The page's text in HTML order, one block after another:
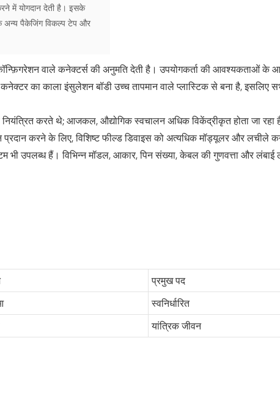
में योगदान देती है। इसके
अन्य पैकेजिंग विकल्प टेप और
वाले कनेक्टर्स की अनुमति देती है। उपयोगकर्ता की आवश्यकताओं के
का काला इंसुलेशन बॉडी उच्च तापमान वाले प्लास्टिक से बना है, इसलिए
करते थे; आजकल, औद्योगिक स्वचालन अधिक विकेंद्रीकृत होता जा
प्रदान करने के लिए, विशिष्ट फील्ड डिवाइस को अत्यधिक मॉड्यूलर और लचीले
उपलब्ध हैं। विभिन्न मॉडल, आकार, पिन संख्या, केबल की गुणवत्ता और लंबाई
प्रमुख पद
स्वनिर्धारित
यांत्रिक जीवन